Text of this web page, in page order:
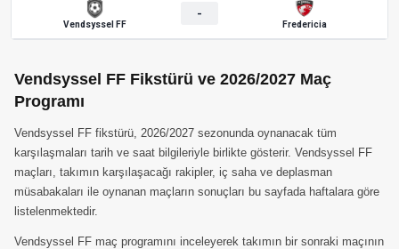
Vendsyssel FF
-
Fredericia
Vendsyssel FF Fikstürü ve 2026/2027 Maç
Programı
Vendsyssel FF fikstürü, 2026/2027 sezonunda oynanacak tüm
karşılaşmaları tarih ve saat bilgileriyle birlikte gösterir. Vendsyssel FF
maçları, takımın karşılaşacağı rakipler, iç saha ve deplasman
müsabakaları ile oynanan maçların sonuçları bu sayfada haftalara göre
listelenmektedir.
Vendsyssel FF maç programını inceleyerek takımın bir sonraki maçının